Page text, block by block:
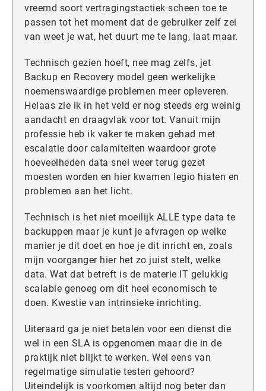
vreemd soort vertragingstactiek scheen toe te
passen tot het moment dat de gebruiker zelf zei
van weet je wat, het duurt me te lang, laat maar.
Technisch gezien hoeft, nee mag zelfs, jet
Backup en Recovery model geen werkelijke
noemenswaardige problemen meer opleveren.
Helaas zie ik in het veld er nog steeds erg weinig
aandacht en draagvlak voor tot. Vanuit mijn
professie heb ik vaker te maken gehad met
escalatie door calamiteiten waardoor grote
hoeveelheden data snel weer terug gezet
moesten worden en hier kwamen legio hiaten en
problemen aan het licht.
Technisch is het niet moeilijk ALLE type data te
backuppen maar je kunt je afvragen op welke
manier je dit doet en hoe je dit inricht en, zoals
mijn voorganger hier het zo juist stelt, welke
data. Wat dat betreft is de materie IT gelukkig
scalable genoeg om dit heel economisch te
doen. Kwestie van intrinsieke inrichting.
Uiteraard ga je niet betalen voor een dienst die
wel in een SLA is opgenomen maar die in de
praktijk niet blijkt te werken. Wel eens van
regelmatige simulatie testen gehoord?
Uiteindelijk is voorkomen altijd nog beter dan